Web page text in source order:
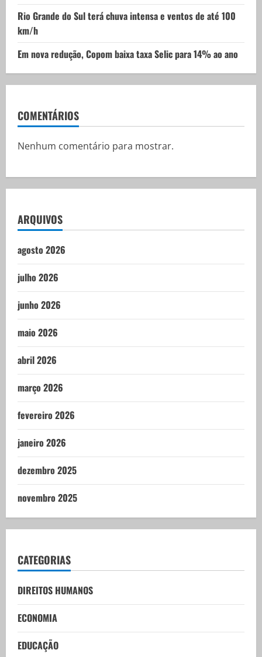
Rio Grande do Sul terá chuva intensa e ventos de até 100
km/h
Em nova redução, Copom baixa taxa Selic para 14% ao ano
COMENTÁRIOS
Nenhum comentário para mostrar.
ARQUIVOS
agosto 2026
julho 2026
junho 2026
maio 2026
abril 2026
março 2026
fevereiro 2026
janeiro 2026
dezembro 2025
novembro 2025
CATEGORIAS
DIREITOS HUMANOS
ECONOMIA
EDUCAÇÃO